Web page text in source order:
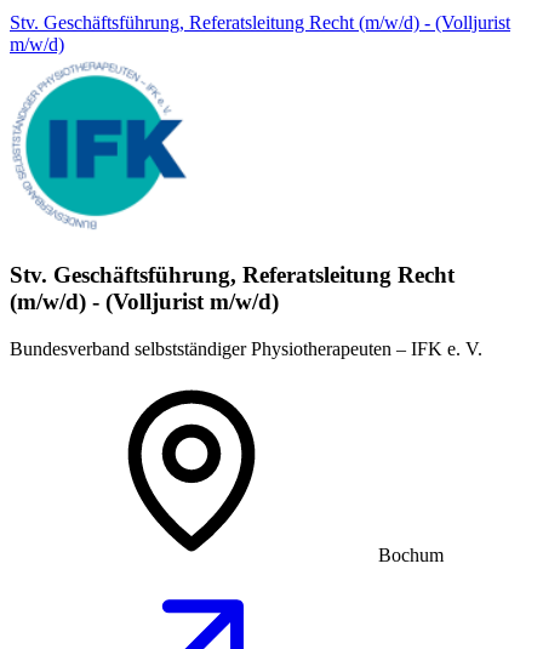
Stv. Geschäftsführung, Referatsleitung Recht (m/w/d) - (Volljurist
m/w/d)
Stv. Geschäftsführung, Referatsleitung Recht
(m/w/d) - (Volljurist m/w/d)
Bundesverband selbstständiger Physiotherapeuten – IFK e. V.
Bochum